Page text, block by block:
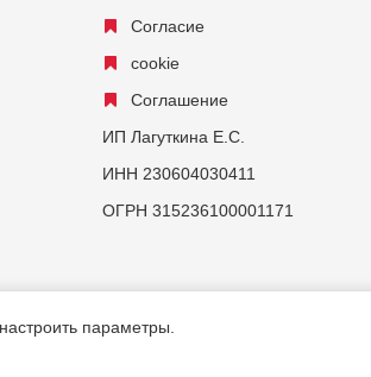
Согласие
cookie
Соглашение
ИП Лагуткина Е.С.
ИНН 230604030411
ОГРН 315236100001171
параметры.